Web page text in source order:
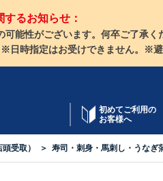
するお知らせ：
可能性がございます。何卒ご了承く
日時指定はお受けできません。※
初めてご利用の
お客様へ
受取） 寿司・刺身・馬刺し・うなぎ